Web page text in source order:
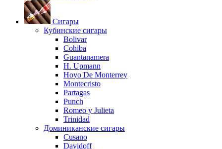
Сигары
Кубинские сигары
Bolivar
Cohiba
Guantanamera
H. Upmann
Hoyo De Monterrey
Montecristo
Partagas
Punch
Romeo y Julieta
Trinidad
Доминиканские сигары
Cusano
Davidoff